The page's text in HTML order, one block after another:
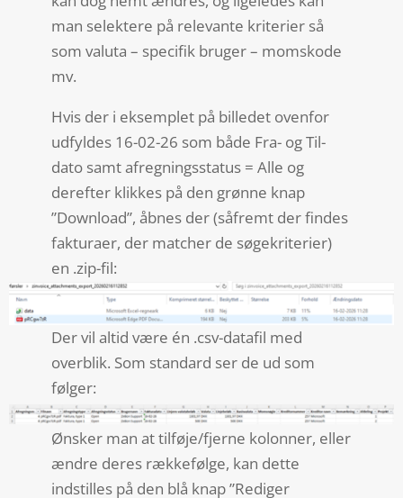
man selektere på relevante kriterier så
som valuta – specifik bruger – momskode
mv.
Hvis der i eksemplet på billedet ovenfor
udfyldes 16-02-26 som både Fra- og Til-
dato samt afregningsstatus = Alle og
derefter klikkes på den grønne knap
”Download”, åbnes der (såfremt der findes
fakturaer, der matcher de søgekriterier)
en .zip-fil:
Der vil altid være én .csv-datafil med
overblik. Som standard ser de ud som
følger:
Ønsker man at tilføje/fjerne kolonner, eller
ændre deres rækkefølge, kan dette
indstilles på den blå knap ”Rediger